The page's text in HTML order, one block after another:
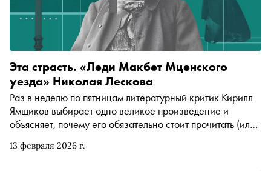
13 февраля 2026 г.
Эта страсть. «Леди Макбет Мценского
уезда» Николая Лескова
Раз в неделю по пятницам литературный критик Кирилл
Ямщиков выбирает одно великое произведение и
объясняет, почему его обязательно стоит прочитать (или
уезда» Николая Лескова. Русский триллер о скучающей